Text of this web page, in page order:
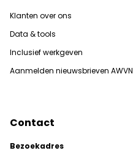
Klanten over ons
Data & tools
Inclusief werkgeven
Aanmelden nieuwsbrieven AWVN
Contact
Bezoekadres